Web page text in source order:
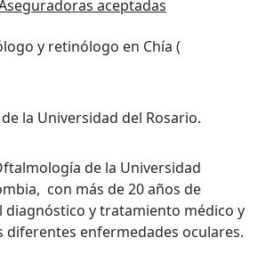
aceptadas
y retinólogo en Chía (
la Universidad del Rosario.
de la Universidad
con más de 20 años de
diagnóstico y tratamiento médico y
diferentes enfermedades oculares.